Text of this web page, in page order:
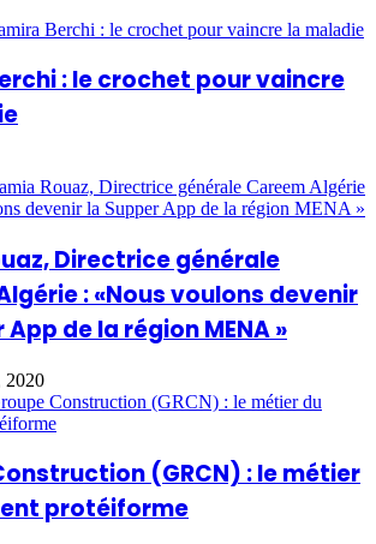
: le crochet pour vaincre
Directrice générale
: «Nous voulons devenir
App de la région MENA »
2020
(GRCN) : le métier
protéiforme